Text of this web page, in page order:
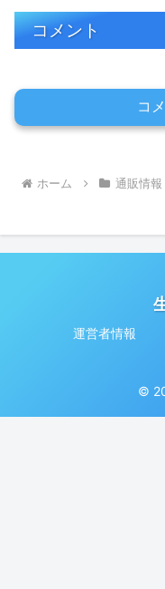
コメント
コ
ホーム 通販情報
運営者情報
©